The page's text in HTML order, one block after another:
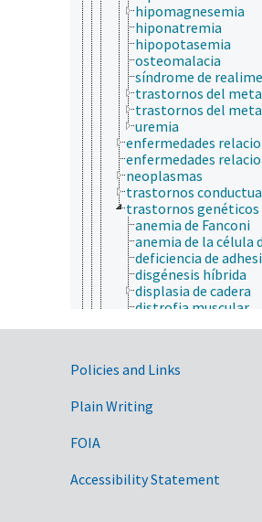
hipomagnesemia
hiponatremia
hipopotasemia
osteomalacia
síndrome de
trastornos del
trastornos del
uremia
enfermedades
enfermedades
neoplasmas
trastornos
trastornos genéticos
anemia de Fanconi
anemia de la célula
deficiencia de
disgénesis híbrida
displasia de cadera
distrofia muscular
deficiencia de
enfermedad de la
porfiria
trastornos del ciclo
Government
Policies and Links
Plain Writing
FOIA
Accessibility Statement